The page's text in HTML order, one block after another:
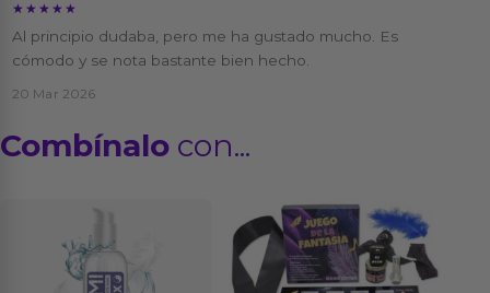
★★★★★
★★★★★
Al principio dudaba, pero me ha gustado mucho. Es
cómodo y se nota bastante bien hecho.
20 Mar 2026
Combínalo con...